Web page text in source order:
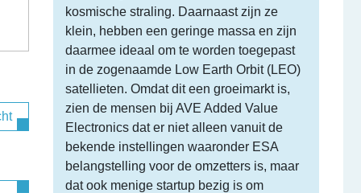
kosmische straling. Daarnaast zijn ze
klein, hebben een geringe massa en zijn
daarmee ideaal om te worden toegepast
in de zogenaamde Low Earth Orbit (LEO)
satellieten. Omdat dit een groeimarkt is,
zien de mensen bij AVE Added Value
Electronics dat er niet alleen vanuit de
bekende instellingen waaronder ESA
belangstelling voor de omzetters is, maar
dat ook menige startup bezig is om